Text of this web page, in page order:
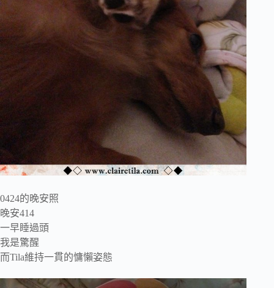
0424的晚安照
晚安414
一早睡過頭
我是驚醒
而Tila維持一貫的慵懶姿態